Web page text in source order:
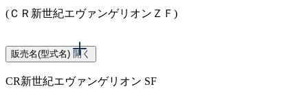
(ＣＲ新世紀エヴァンゲリオンＺＦ)
スペック
大当り確率（1/496.5）
販売名(型式名) 開く
CR新世紀エヴァンゲリオン SF